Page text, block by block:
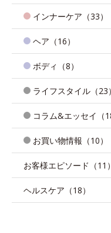
インナーケア（33）
ヘア（16）
ボディ（8）
ライフスタイル（23）
コラム&エッセイ（
お買い物情報（10）
お客様エピソード（11）
ヘルスケア（18）